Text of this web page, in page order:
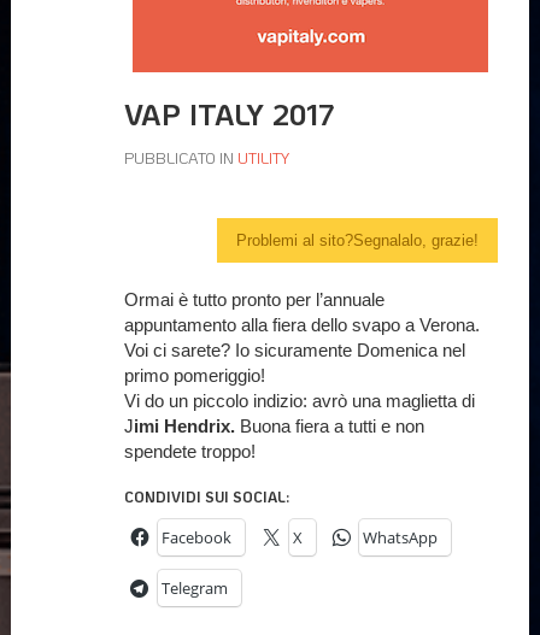
VAP ITALY 2017
PUBBLICATO IN UTILITY
Problemi al sito?Segnalalo, grazie!
Ormai è tutto pronto per l’annuale
appuntamento alla fiera dello svapo a Verona.
Voi ci sarete? Io sicuramente Domenica nel
primo pomeriggio!
Vi do un piccolo indizio: avrò una maglietta di
Jimi Hendrix. Buona fiera a tutti e non
spendete troppo!
CONDIVIDI SUI SOCIAL:
Facebook X WhatsApp
Telegram